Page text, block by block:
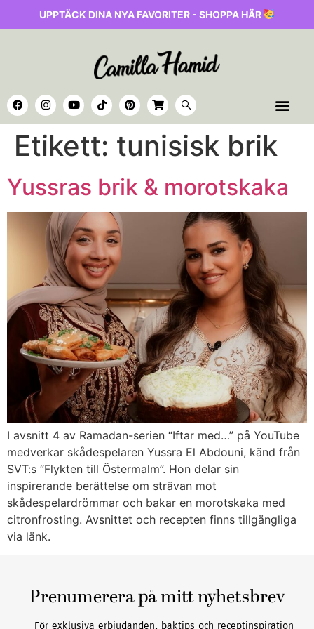
UPPTÄCK DINA NYA FAVORITER - SHOPPA HÄR
Etikett: tunisisk brik
Yussras brik & morotskaka
I avsnitt 4 av Ramadan-serien “Iftar med…” på YouTube
medverkar skådespelaren Yussra El Abdouni, känd från
SVT:s “Flykten till Östermalm”. Hon delar sin
inspirerande berättelse om strävan mot
skådespelardrömmar och bakar en morotskaka med
citronfrosting. Avsnittet och recepten finns tillgängliga
via länk.
Prenumerera på mitt nyhetsbrev
För exklusiva erbjudanden, baktips och receptinspiration